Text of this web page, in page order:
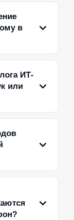
в
ИТ-
или